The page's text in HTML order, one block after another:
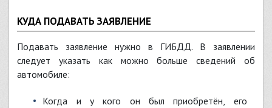
КУДА ПОДАВАТЬ ЗАЯВЛЕНИЕ
Подавать заявление нужно в ГИБДД. В заявлении
следует указать как можно больше сведений об
автомобиле:
когда и у кого он был приобретён, его